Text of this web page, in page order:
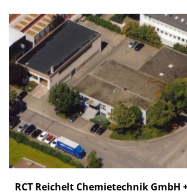
RCT Reichelt Chemietechnik GmbH